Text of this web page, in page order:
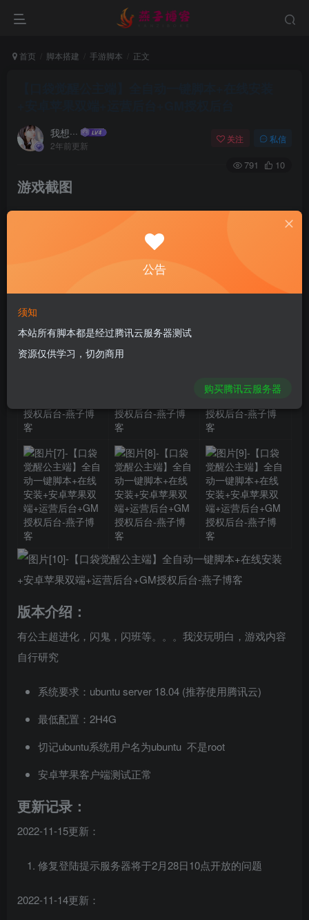
首页 脚本搭建 手游脚本 正文
我想···
2年前更新
关注 私信
791 10
游戏截图
版本介绍：
有公主超进化，闪鬼，闪班等。。。我没玩明白，游戏内容
自行研究
系统要求：ubuntu server 18.04 (推荐使用腾讯云)
最低配置：2H4G
切记ubuntu系统用户名为ubuntu 不是root
安卓苹果客户端测试正常
更新记录：
2022-11-15更新：
修复登陆提示服务器将于2月28日10点开放的问题
2022-11-14更新：
公告
须知
本站所有脚本都是经过腾讯云服务器测试
资源仅供学习，切勿商用
购买腾讯云服务器